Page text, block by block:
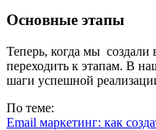
Основные этапы
Теперь, когда мы
переходить к этапам. В
шаги успешной
По теме:
Email маркетинг: как